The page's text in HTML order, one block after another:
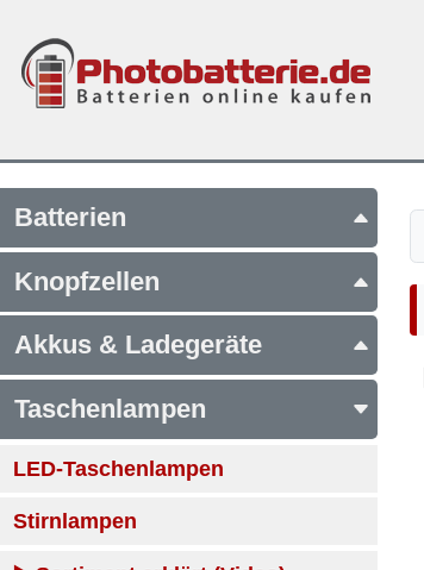
Batterien
Knopfzellen
Akkus & Ladegeräte
Taschenlampen
LED-Taschenlampen
Stirnlampen